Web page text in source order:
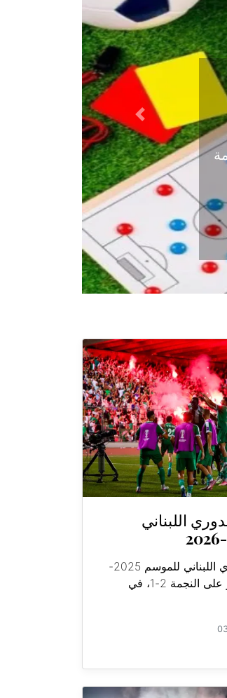
Next
اللبناني
الأنصار بطلًا للدوري اللبناني للموسم 2025-
2026 فوز الأنصار على النجمة 2-1، في